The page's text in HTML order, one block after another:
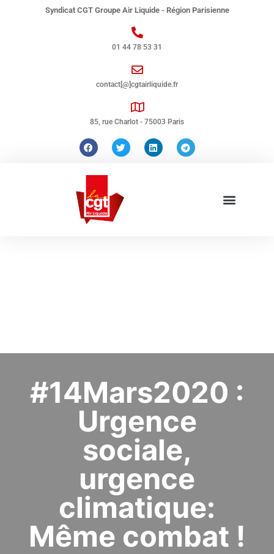
Syndicat CGT Groupe Air Liquide - Région Parisienne
01 44 78 53 31
contact[@]cgtairliquide.fr
85, rue Charlot - 75003 Paris
#14Mars2020 :
Urgence
sociale,
urgence
climatique:
Même combat !